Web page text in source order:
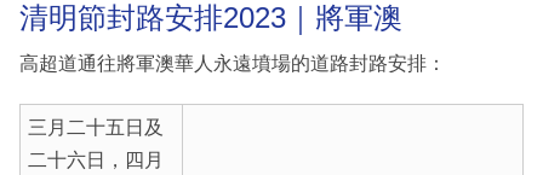
清明節封路安排2023｜將軍澳
高超道通往將軍澳華人永遠墳場的道路封路安排：
三月二十五日及
二十六日，四月